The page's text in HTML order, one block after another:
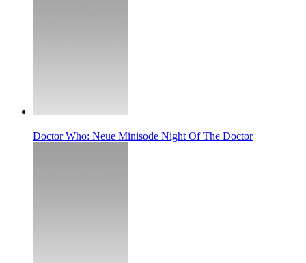
Doctor Who: Neue Minisode Night Of The Doctor